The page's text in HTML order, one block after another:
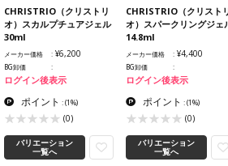
CHRISTRIO（クリストリ
オ）スカルプチュアジェル
30ml
メーカー価格 ¥6,200
BG卸価
ログイン後表示
ポイント :(1%)
(0)
バリエーション
一覧へ
CHRISTRIO（クリスト
オ）スパークリングジェ
14.8ml
メーカー価格 ¥4,400
BG卸価
ログイン後表示
ポイント :(1%)
(0)
バリエーション
一覧へ